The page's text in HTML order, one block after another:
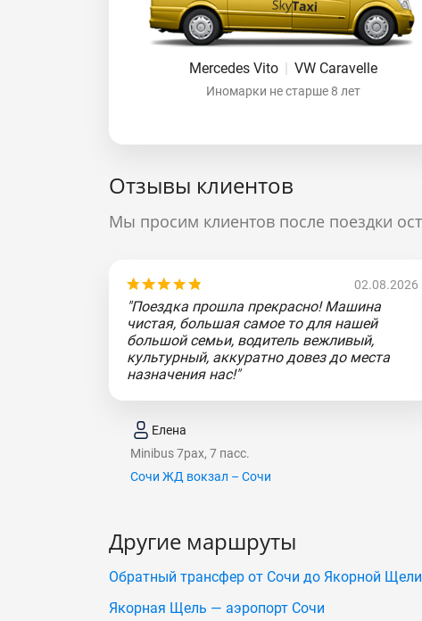
Mercedes Vito | VW Caravelle
Иномарки не старше 8 лет
Отзывы клиентов
Мы просим клиентов после поездки
02.08.2026
"Поездка прошла прекрасно! Машина
чистая, большая самое то для нашей
большой семьи, водитель вежливый,
культурный, аккуратно довез до места
назначения нас!"
Елена
Minibus 7pax, 7 пасс.
Сочи ЖД вокзал – Сочи
Другие маршруты
Обратный трансфер от Сочи до Якорной Щели
Якорная Щель — аэропорт Сочи